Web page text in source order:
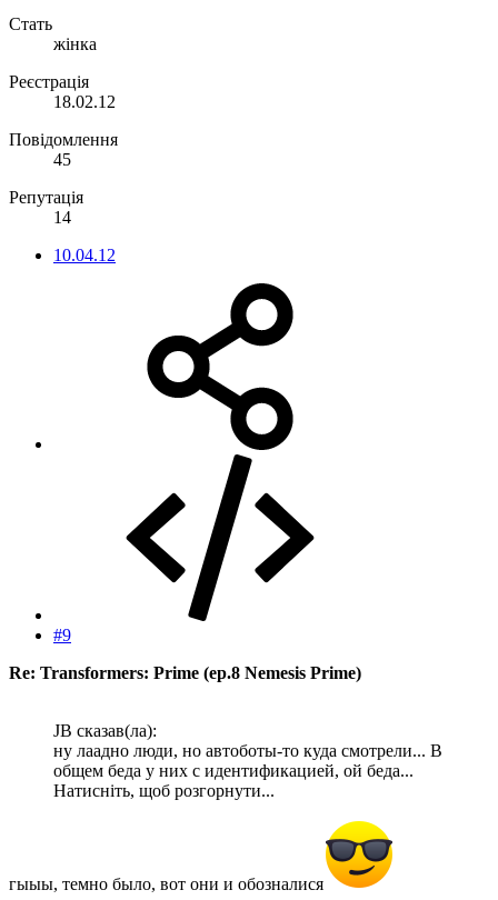
Стать
жінка
Реєстрація
18.02.12
Повідомлення
45
Репутація
14
10.04.12
#9
Re: Transformers: Prime (ep.8 Nemesis Prime)
JB сказав(ла):
ну лаадно люди, но автоботы-то куда смотрели... В
общем беда у них с идентификацией, ой беда...
Натисніть, щоб розгорнути...
гыыы, темно было, вот они и обозналися